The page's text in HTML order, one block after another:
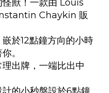
獸！一款由 Louis
Chaykin 販
嵌於12點鐘方向的小時
。
出牌，一端比出中